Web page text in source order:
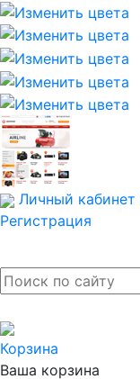
Личный кабинет
Регистрация
Корзина
Ваша корзина